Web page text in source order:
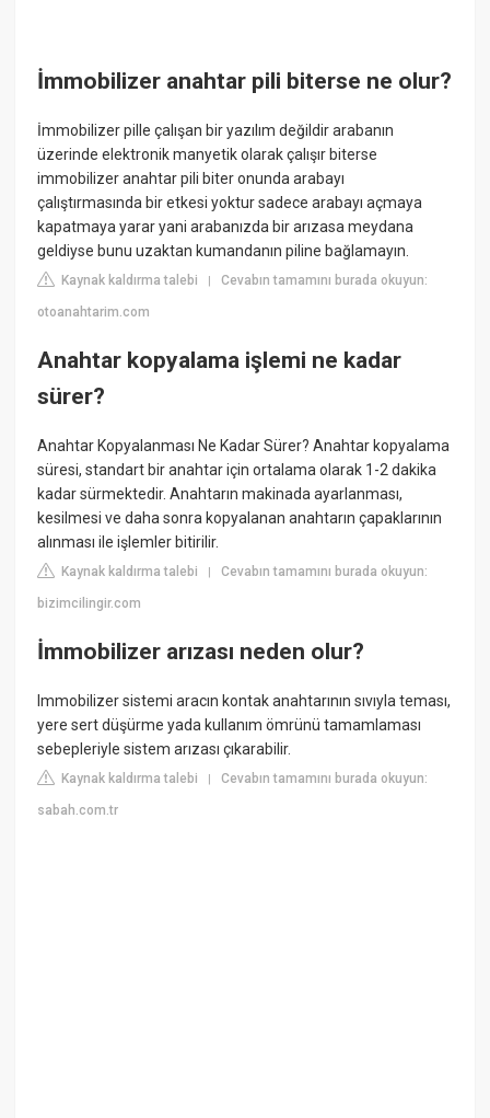
İmmobilizer anahtar pili biterse ne olur?
İmmobilizer pille çalışan bir yazılım değildir arabanın
üzerinde elektronik manyetik olarak çalışır biterse
immobilizer anahtar pili biter onunda arabayı
çalıştırmasında bir etkesi yoktur sadece arabayı açmaya
kapatmaya yarar yani arabanızda bir arızasa meydana
geldiyse bunu uzaktan kumandanın piline bağlamayın.
Kaynak kaldırma talebi |Cevabın tamamını burada okuyun:
otoanahtarim.com
Anahtar kopyalama işlemi ne kadar
sürer?
Anahtar Kopyalanması Ne Kadar Sürer? Anahtar kopyalama
süresi, standart bir anahtar için ortalama olarak 1-2 dakika
kadar sürmektedir. Anahtarın makinada ayarlanması,
kesilmesi ve daha sonra kopyalanan anahtarın çapaklarının
alınması ile işlemler bitirilir.
Kaynak kaldırma talebi |Cevabın tamamını burada okuyun:
bizimcilingir.com
İmmobilizer arızası neden olur?
Immobilizer sistemi aracın kontak anahtarının sıvıyla teması,
yere sert düşürme yada kullanım ömrünü tamamlaması
sebepleriyle sistem arızası çıkarabilir.
Kaynak kaldırma talebi |Cevabın tamamını burada okuyun:
sabah.com.tr